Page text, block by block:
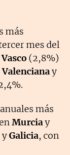
más
mes del
(2,8%)
y
más
Murciay
yGalicia, con